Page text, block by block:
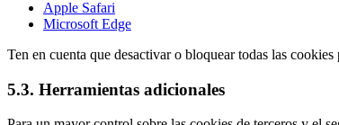
Apple Safari
Microsoft Edge
Ten en cuenta que desactivar o bloquear todas las
5.3. Herramientas adicionales